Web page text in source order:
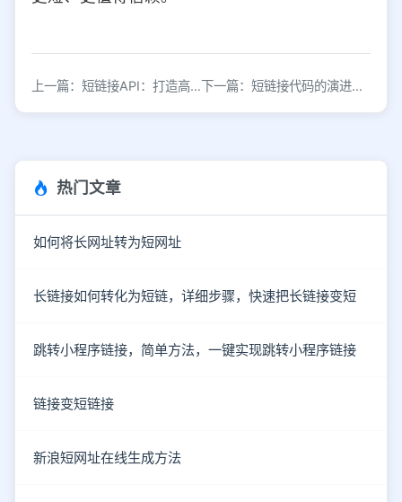
上一篇：短链接API：打造高效分享新体验 下一篇：短链接代码的演进：从便捷到安全的创新之路
热门文章
如何将长网址转为短网址
长链接如何转化为短链，详细步骤，快速把长链接变短
跳转小程序链接，简单方法，一键实现跳转小程序链接
链接变短链接
新浪短网址在线生成方法